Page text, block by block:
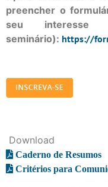
preencher o
seu interesse
seminário): https://
Download
Caderno de Resumos
Critérios para